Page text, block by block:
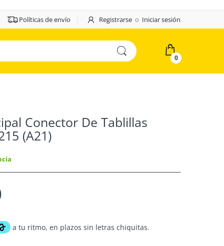
Políticas de envío Registrarse o Iniciar sesión
0
Conector De Tablillas
(A21)